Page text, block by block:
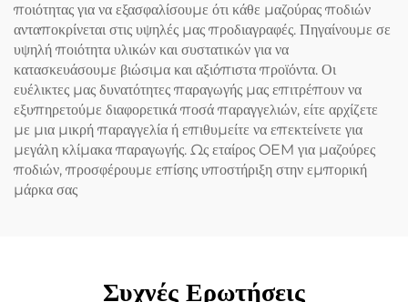
ποιότητας για να εξασφαλίσουμε ότι κάθε μαζούρας ποδιών
ανταποκρίνεται στις υψηλές μας προδιαγραφές. Πηγαίνουμε σε
υψηλή ποιότητα υλικών και συστατικών για να
κατασκευάσουμε βιώσιμα και αξιόπιστα προϊόντα. Οι
ευέλικτες μας δυνατότητες παραγωγής μας επιτρέπουν να
εξυπηρετούμε διαφορετικά ποσά παραγγελιών, είτε αρχίζετε
με μια μικρή παραγγελία ή επιθυμείτε να επεκτείνετε για
μεγάλη κλίμακα παραγωγής. Ως εταίρος OEM για μαζούρες
ποδιών, προσφέρουμε επίσης υποστήριξη στην εμπορική
μάρκα σας
Συχνές Ερωτήσεις